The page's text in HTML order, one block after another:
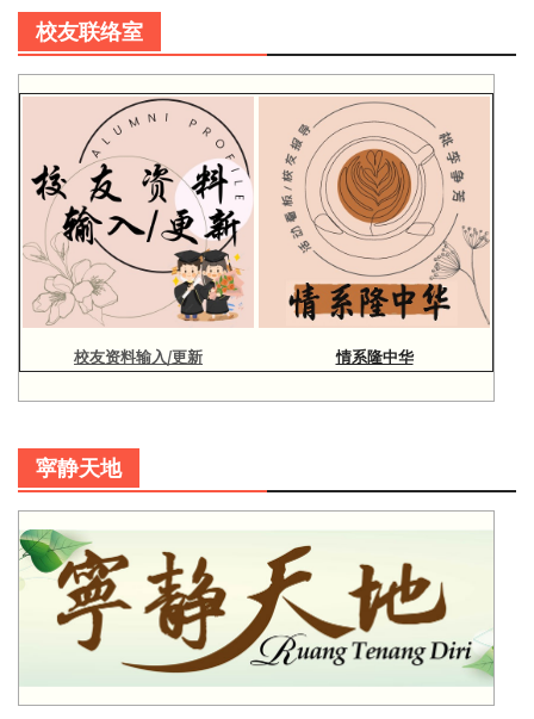
校友联络室
校友资料输入/更新 情系隆中华
寜静天地